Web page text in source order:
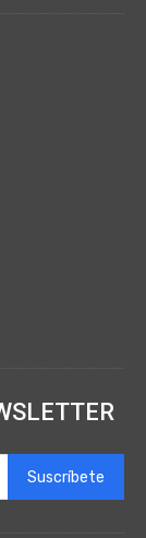
Suscríbete